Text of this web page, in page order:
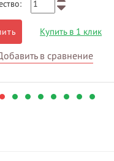
Купить в 1 клик
в сравнение